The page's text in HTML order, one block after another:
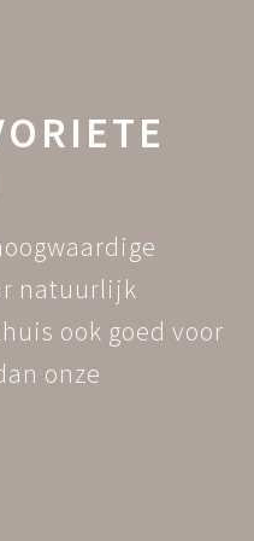
natuurlijk
ook goed voor
onze